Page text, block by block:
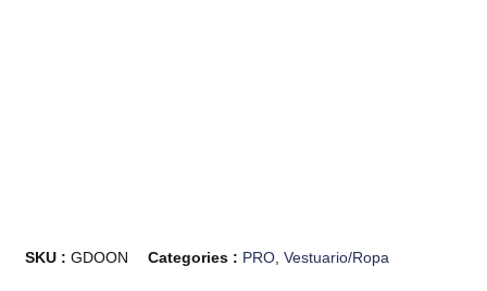
SKU :GDOON Categories : PRO ,Vestuario/Ropa